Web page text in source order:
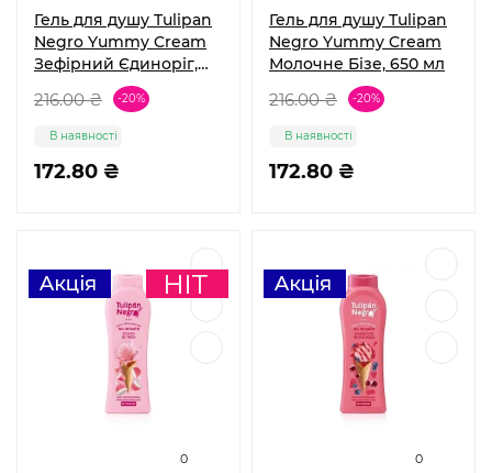
Гель для душу Tulipan
Negro Yummy Cream
Зефірний Єдиноріг,
216.00 ₴ -20%
172.80 ₴
В наявності
Гель для душу Tulipan
Negro Yummy Cream
Молочне Бізе, 650 мл
216.00 ₴ -20%
172.80 ₴
В наявності
0 0